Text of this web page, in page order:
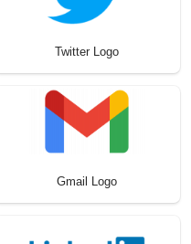
Twitter Logo
Gmail Logo